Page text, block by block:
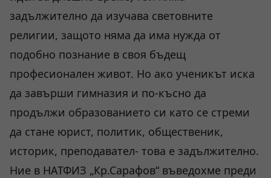
задължително да изучава световните
религии, защото няма да има нужда от
подобно познание в своя бъдещ
професионален живот. Но ако ученикът иска
да завърши гимназия и по-късно да
продължи образованието си като се стреми
да стане юрист, политик, общественик,
историк, преподавател- това е задължително.
Ние в НАТФИЗ „Кр.Сарафов“ въведохме преди